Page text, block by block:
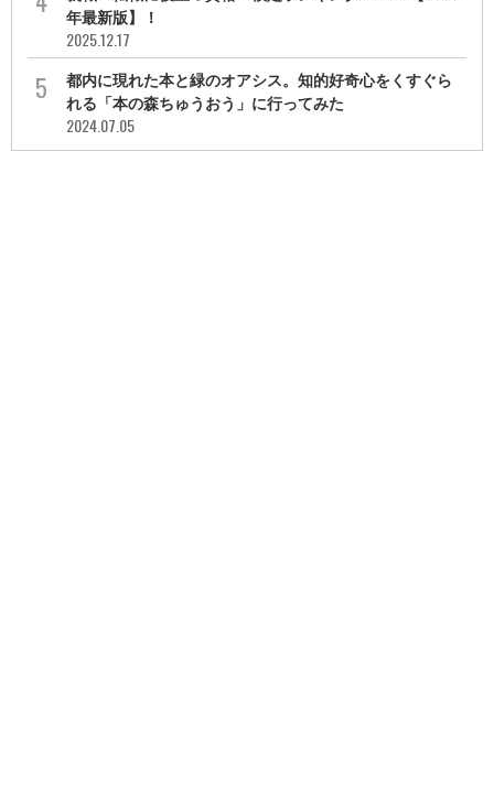
年最新版】！
2025.12.17
都内に現れた本と緑のオアシス。知的好奇心をくすぐら
れる「本の森ちゅうおう」に行ってみた
2024.07.05